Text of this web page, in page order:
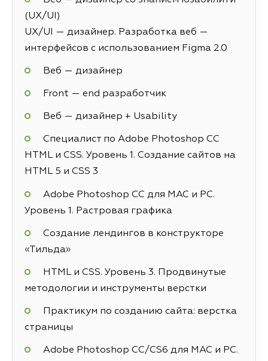
(UX/UI)
UX/UI — дизайнер. Разработка веб —
интерфейсов с использованием Figma 2.0
Веб — дизайнер
Front — end разработчик
Веб — дизайнер + Usability
Специалист по Adobe Photoshop СС
HTML и CSS. Уровень 1. Создание сайтов на
HTML 5 и СSS 3
Adobe Photoshop CC для MAC и PC.
Уровень 1. Растровая графика
Создание лендингов в конструкторе
«Тильда»
HTML и CSS. Уровень 3. Продвинутые
методологии и инструменты верстки
Практикум по созданию сайта: верстка
страницы
Adobe Photoshop СС/CS6 для MAC и PC.